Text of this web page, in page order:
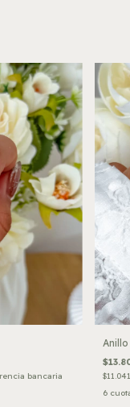
bancaria
6